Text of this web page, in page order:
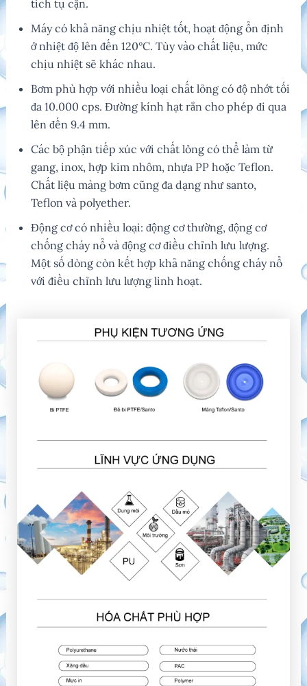
tích tụ cặn.
Máy có khả năng chịu nhiệt tốt, hoạt động ổn định
ở nhiệt độ lên đến 120°C. Tùy vào chất liệu, mức
chịu nhiệt sẽ khác nhau.
Bơm phù hợp với nhiều loại chất lỏng có độ nhớt tối
đa 10.000 cps. Đường kính hạt rắn cho phép đi qua
lên đến 9.4 mm.
Các bộ phận tiếp xúc với chất lỏng có thể làm từ
gang, inox, hợp kim nhôm, nhựa PP hoặc Teflon.
Chất liệu màng bơm cũng đa dạng như santo,
Teflon và polyether.
Động cơ có nhiều loại: động cơ thường, động cơ
chống cháy nổ và động cơ điều chỉnh lưu lượng.
Một số dòng còn kết hợp khả năng chống cháy nổ
với điều chỉnh lưu lượng linh hoạt.